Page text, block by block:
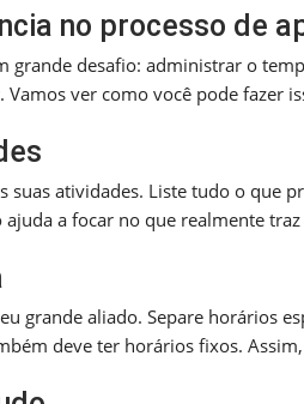
no processo de
grande desafio: administrar o
ver como você pode fazer
suas atividades. Liste tudo o que
a focar no que realmente traz
grande aliado. Separe horários
deve ter horários fixos.